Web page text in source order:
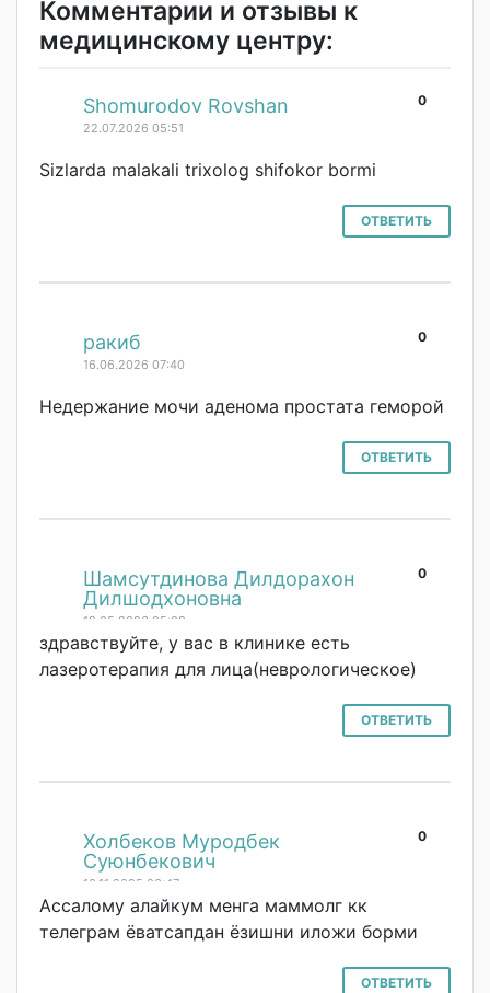
Комментарии и отзывы к
медицинскому центру:
0
Shomurodov Rovshan
22.07.2026 05:51
Sizlarda malakali trixolog shifokor bormi
ОТВЕТИТЬ
0
ракиб
16.06.2026 07:40
Недержание мочи аденома простата геморой
ОТВЕТИТЬ
0
Шамсутдинова Дилдорахон
Дилшодхоновна
19.05.2026 05:08
здравствуйте, у вас в клинике есть
лазеротерапия для лица(неврологическое)
ОТВЕТИТЬ
0
Холбеков Муродбек
Суюнбекович
10.11.2025 06:47
Ассалому алайкум менга маммолг кк
телеграм ёватсапдан ёзишни иложи борми
ОТВЕТИТЬ